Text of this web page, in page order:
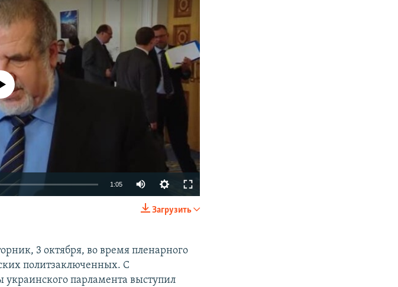
SHARE
available
1:05
Загрузить
3 октября, во время пленарного
политзаключенных. С
парламента выступил